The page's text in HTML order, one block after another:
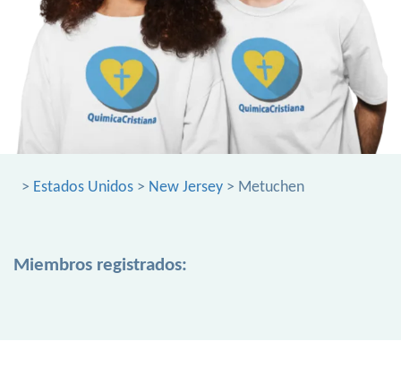
> Estados Unidos > New Jersey > Metuchen
Miembros registrados: